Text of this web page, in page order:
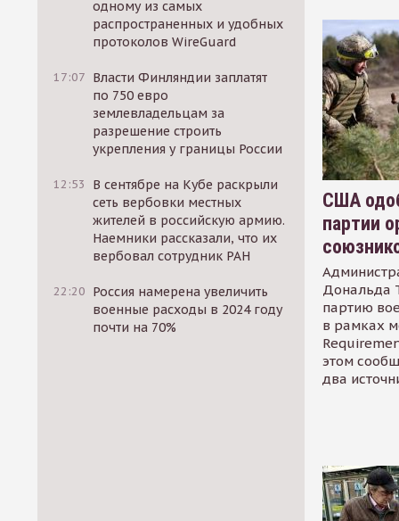
одному из самых
распространенных и удобных
протоколов WireGuard
17:07 Власти Финляндии заплатят
по 750 евро
землевладельцам за
разрешение строить
укрепления у границы России
12:53
В сентябре на Кубе раскрыли
сеть вербовки местных
жителей в российскую армию.
Наемники рассказали, что их
вербовал сотрудник РАН
22:20 Россия намерена увеличить
военные расходы в 2024 году
почти на 70%
США
партии
Дональда
партию
в рамках
этом
два